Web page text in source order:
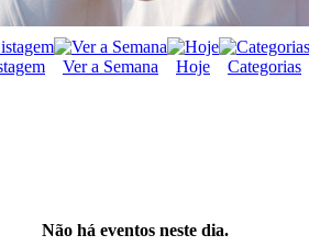
Ver a Semana Hoje Categorias
Não há eventos neste dia.